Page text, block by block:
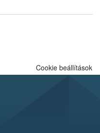
jártas szakértőt.
Cookie beállítások